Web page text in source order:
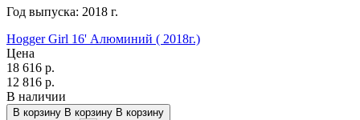
Год выпуска: 2018 г.
Hogger Girl 16' Алюминий ( 2018г.)
Цена
18 616 р.
12 816 р.
В наличии
В корзину В корзину В корзину